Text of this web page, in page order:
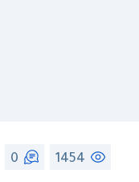
1454
0